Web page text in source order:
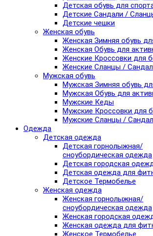
Детская обувь для
Детские Сандали /
Детские чешки
Женская обувь
Женская Зимняя обувь
Женская Обувь для
Женские Кроссовки для
Женские Сланцы /
Мужская обувь
Мужская Зимняя обувь
Мужская Обувь для
Мужские Кеды
Мужские Кроссовки для
Мужские Сланцы /
Одежда
Детская одежда
Детская горнолыжная/
сноубордическая одежда
Детская городская
Детская одежда для
Детское Термобелье
Женская одежда
Женская горнолыжная/
сноубордическая одежда
Женская городская
Женская одежда для
Женское Термобелье